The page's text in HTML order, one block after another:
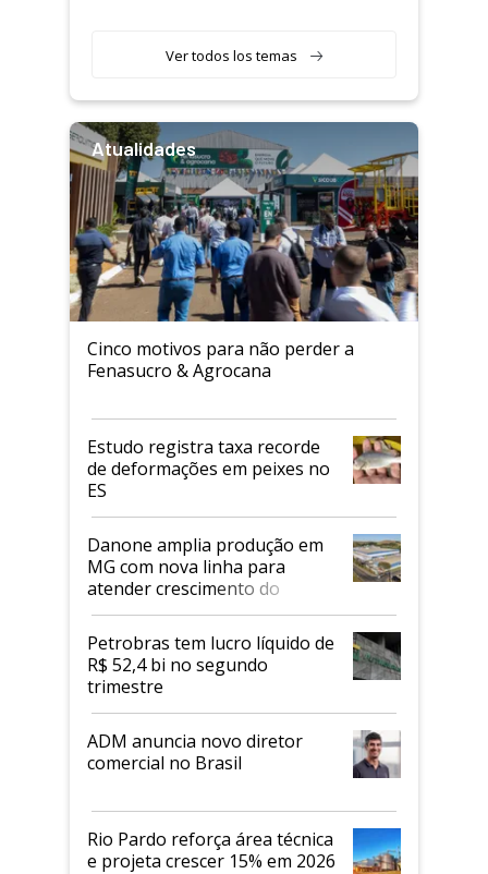
Ver todos los temas
Atualidades
Cinco motivos para não perder a
Fenasucro & Agrocana
Estudo registra taxa recorde
de deformações em peixes no
ES
Danone amplia produção em
MG com nova linha para
atender crescimento do
mercado de alimentos
proteicos
Petrobras tem lucro líquido de
R$ 52,4 bi no segundo
trimestre
ADM anuncia novo diretor
comercial no Brasil
Rio Pardo reforça área técnica
e projeta crescer 15% em 2026